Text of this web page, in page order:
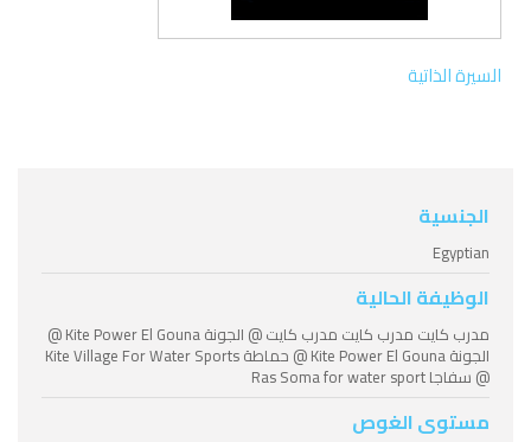
السيرة الذاتية
الجنسية
Egyptian
الوظيفة الحالية
مدرب كايت مدرب كايت مدرب كايت @ الجونة Kite Power El Gouna @
الجونة Kite Power El Gouna @ حماطة Kite Village For Water Sports
@ سفاجا Ras Soma for water sport
مستوى الغوص